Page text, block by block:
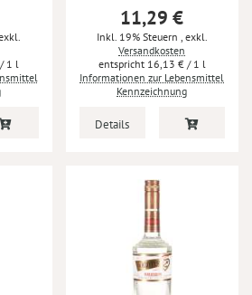
1 l
11,29 €
Inkl. 19% Steuern , exkl.
Versandkosten
16,13 €/ 1 l
Informationen zur Lebensmittel
Kennzeichnung
Details